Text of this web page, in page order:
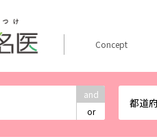
and
or
都道
Concept